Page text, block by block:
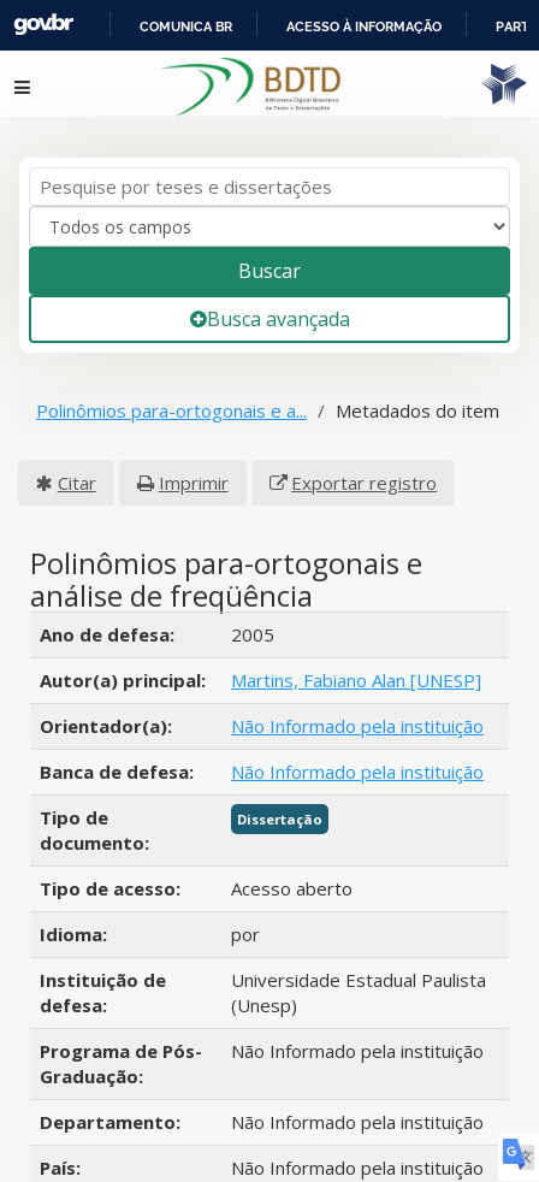
IR
PARA
COMUNICA BR ACESSO À INFORMAÇÃO
Pular para o conteúdo
Buscar
Busca avançada
Polinômios para-ortogonais e a... Metadados do item
Citar Imprimir Exportar registro
Polinômios para-ortogonais e
análise de freqüência
Detalhes bibliográficos
Ano de defesa:
2005
Autor(a) principal:
Martins, Fabiano Alan [UNESP]
Orientador(a):
Não Informado pela instituição
Banca de defesa:
Não Informado pela instituição
Tipo de
documento:
Dissertação
Tipo de acesso:
Acesso aberto
Idioma:
por
Instituição de
defesa:
Universidade Estadual Paulista
(Unesp)
Programa de Pós-
Graduação:
Não Informado pela instituição
Departamento:
Não Informado pela instituição
País:
Não Informado pela instituição